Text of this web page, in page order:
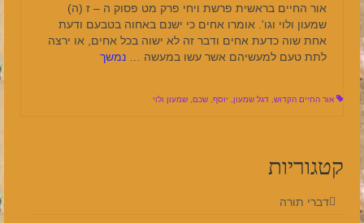
אור החיים בראשית פרשת ויחי פרק מט פסוק ה – ז (ה)
שמעון ולוי וגו'. אומרו אחים כי ישנם באחוה בטבעם ודעת
אחת שוה כדעת אחים ודבר זה לא ישוה בכל אחים, או ירצה
לתת טעם למעשיהם אשר עשו במעשה … נמשך
אור החיים הקדוש דגל שמעון יוסף שכם שמעון ולוי
קטגוריות
דברי תורה